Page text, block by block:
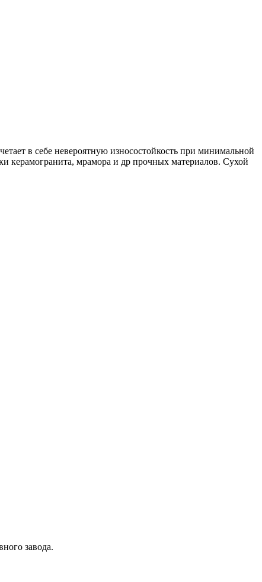
в себе невероятную износостойкость при минимальной
керамогранита, мрамора и др прочных материалов. Сухой
завода.